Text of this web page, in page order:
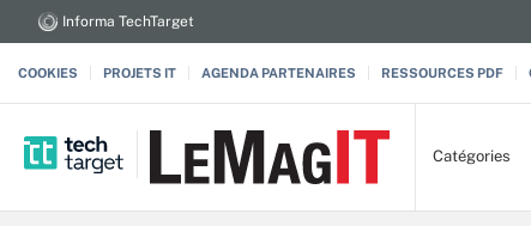
Informa TechTarget
COOKIES PROJETS IT AGENDA PARTENAIRES RESSOURCES PDF
Catégories